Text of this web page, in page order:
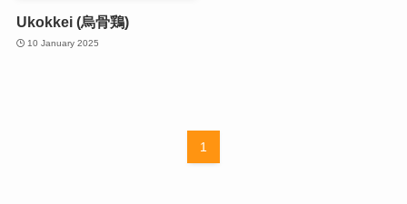
Ukokkei (烏骨鶏)
10 January 2025
1